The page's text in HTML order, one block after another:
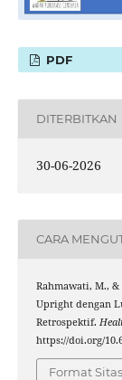
PDF
DITERBITKAN
30-06-2026
CARA
Rahmawati, M., &
Upright dengan
Retrospektif.
https://doi.org/
Format